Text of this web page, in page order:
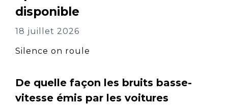
disponible
18 juillet 2026
Silence on roule
De quelle façon les bruits basse-
vitesse émis par les voitures